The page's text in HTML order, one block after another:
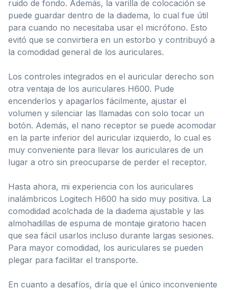
ruido de fondo. Además, la varilla de colocación se
puede guardar dentro de la diadema, lo cual fue útil
para cuando no necesitaba usar el micrófono. Esto
evitó que se convirtiera en un estorbo y contribuyó a
la comodidad general de los auriculares.
Los controles integrados en el auricular derecho son
otra ventaja de los auriculares H600. Pude
encenderlos y apagarlos fácilmente, ajustar el
volumen y silenciar las llamadas con solo tocar un
botón. Además, el nano receptor se puede acomodar
en la parte inferior del auricular izquierdo, lo cual es
muy conveniente para llevar los auriculares de un
lugar a otro sin preocuparse de perder el receptor.
Hasta ahora, mi experiencia con los auriculares
inalámbricos Logitech H600 ha sido muy positiva. La
comodidad acolchada de la diadema ajustable y las
almohadillas de espuma de montaje giratorio hacen
que sea fácil usarlos incluso durante largas sesiones.
Para mayor comodidad, los auriculares se pueden
plegar para facilitar el transporte.
En cuanto a desafíos, diría que el único inconveniente